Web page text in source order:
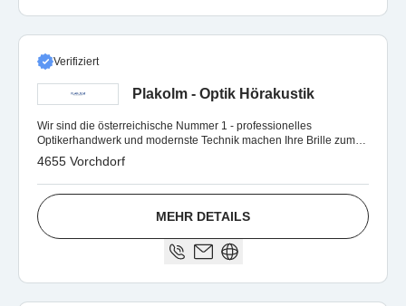
Verifiziert
Plakolm - Optik Hörakustik
Wir sind die österreichische Nummer 1 - professionelles
Optikerhandwerk und modernste Technik machen Ihre Brille zum
stylishen Begleiter
4655 Vorchdorf
MEHR DETAILS